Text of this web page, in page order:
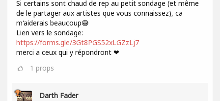
Si certains sont chaud de rep au petit sondage (et même
de le partager aux artistes que vous connaissez), ca
m'aiderais beaucoup😅
Lien vers le sondage:
https://forms.gle/3Gt8PGS52xLGZzLj7
merci a ceux qui y répondront ❤
1 props
Darth Fader